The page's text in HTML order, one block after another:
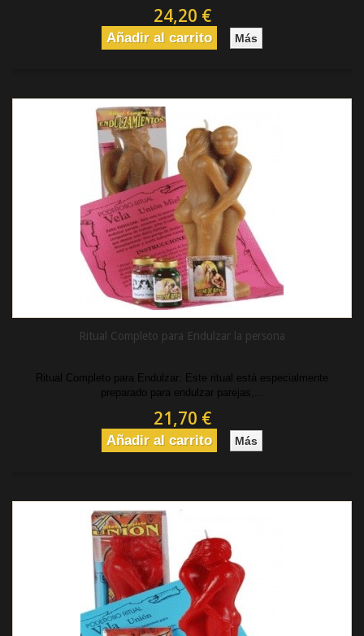
24,20 €
Añadir al carrito Más
Ritual Completo para Endulzar la persona
Ritual Completo para Endulzar: Este ritual está especialmente
preparado para endulzar parejas,...
21,70 €
Añadir al carrito Más